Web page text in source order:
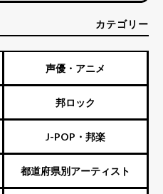
カテゴリー
声優・アニメ
邦ロック
J-POP・邦楽
都道府県別アーティスト